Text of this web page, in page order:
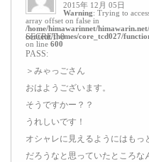
2015年 12月 05日
Warning: Trying to
array offset on false in
/home/himawarinnet/
content/themes/core_tcd027/
on line 600
SECRET: 0
PASS:
＞みゃっごさん
おはようございます。
そうですかー？？
うれしいです！
オシャレに見えるようにはも
だろうなと思っていたところな